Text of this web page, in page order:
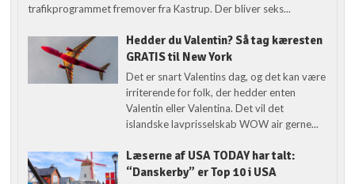
trafikprogrammet fremover fra Kastrup. Der bliver seks...
Hedder du Valentin? Så tag kæresten
GRATIS til New York
Det er snart Valentins dag, og det kan være
irriterende for folk, der hedder enten
Valentin eller Valentina. Det vil det
islandske lavprisselskab WOW air gerne...
Læserne af USA TODAY har talt:
“Danskerby” er Top 10 i USA